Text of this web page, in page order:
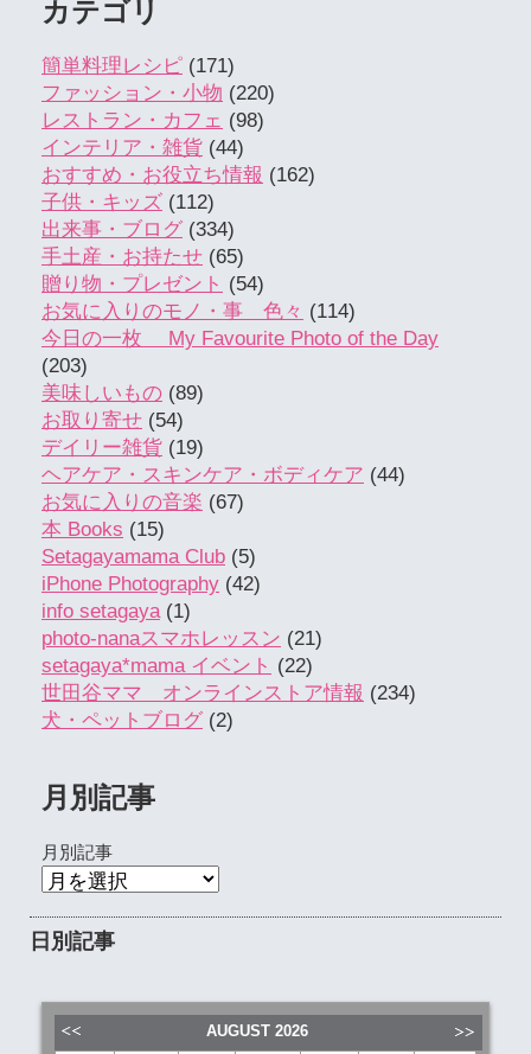
カテゴリ
簡単料理レシピ (171)
ファッション・小物 (220)
レストラン・カフェ (98)
インテリア・雑貨 (44)
おすすめ・お役立ち情報 (162)
子供・キッズ (112)
出来事・ブログ (334)
手土産・お持たせ (65)
贈り物・プレゼント (54)
お気に入りのモノ・事 色々 (114)
今日の一枚 My Favourite Photo of the Day
(203)
美味しいもの (89)
お取り寄せ (54)
デイリー雑貨 (19)
ヘアケア・スキンケア・ボディケア (44)
お気に入りの音楽 (67)
本 Books (15)
Setagayamama Club (5)
iPhone Photography (42)
info setagaya (1)
photo-nanaスマホレッスン (21)
setagaya*mama イベント (22)
世田谷ママ オンラインストア情報 (234)
犬・ペットブログ (2)
月別記事
月別記事
日別記事
AUGUST 2026